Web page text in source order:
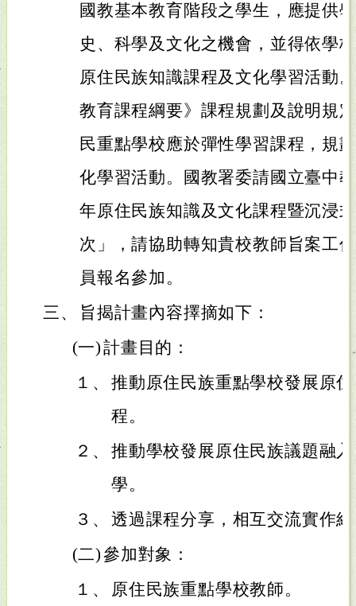
國教基本教育階段之學生，應提供
史、科學及文化之機會，並得依學
原住民族知識課程及文化學習活動
教育課程綱要》課程規劃及說明規
民重點學校應於彈性學習課程，規
化學習活動。國教署委請國立臺中
年原住民族知識及文化課程暨沉浸
次」，請協助轉知貴校教師旨案工
員報名參加。
三、
旨揭計畫內容擇摘如下：
(一)計畫目的：
１、 推動原住民族重點學校發展原
程。
２、 推動學校發展原住民族議題融
學。
３、 透過課程分享，相互交流實作
(二)參加對象：
１、
原住民族重點學校教師。